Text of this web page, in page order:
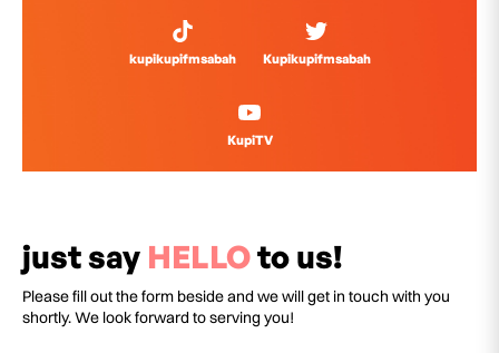
kupikupifmsabah Kupikupifmsabah
KupiTV
just say HELLOto us!
Please fill out the form beside and we will get in touch with you
shortly. We look forward to serving you!